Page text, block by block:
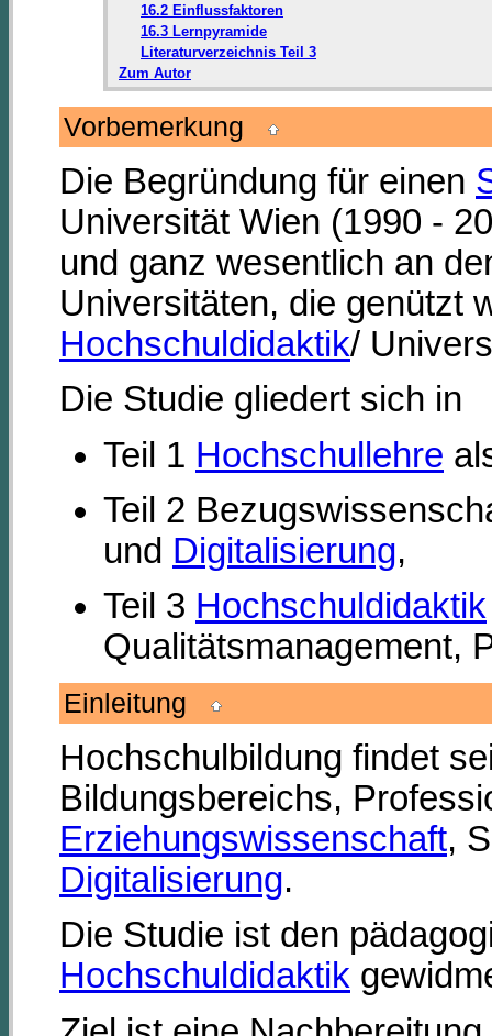
16.2 Einflussfaktoren
16.3 Lernpyramide
Literaturverzeichnis Teil 3
Zum Autor
Vorbemerkung
Die Begründung für einen
Universität Wien (1990 -
und ganz wesentlich an
Universitäten, die genützt
Hochschuldidaktik/
Die Studie gliedert sich in
Teil 1 Hochschullehre
Teil 2
und Digitalisierung,
Teil 3 Hochschuldidaktik
Qualitätsmanagement,
Einleitung
Hochschulbildung findet
Bildungsbereichs,
Erziehungswissenschaft,
Digitalisierung.
Die Studie ist den
Hochschuldidaktik